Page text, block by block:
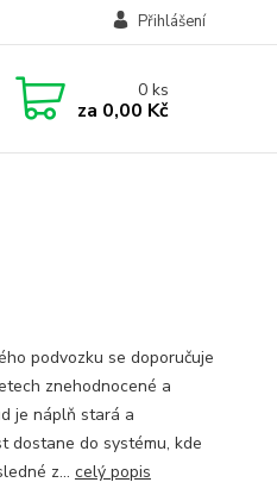
Přihlášení
0ks
za 0,00 Kč
podvozku se doporučuje
znehodnocené a
je náplň stará a
dostane do systému, kde
z... celý popis